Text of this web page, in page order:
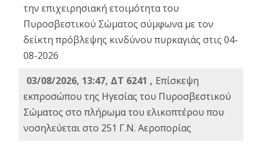
την επιχειρησιακή ετοιμότητα του
Πυροσβεστικού Σώματος σύμφωνα με τον
δείκτη πρόβλεψης κινδύνου πυρκαγιάς στις 04-
08-2026
03/08/2026, 13:47, ΔΤ 6241 , Επίσκεψη
εκπροσώπου της Ηγεσίας του Πυροσβεστικού
Σώματος στο πλήρωμα του ελικοπτέρου που
νοσηλεύεται στο 251 Γ.Ν. Αεροπορίας